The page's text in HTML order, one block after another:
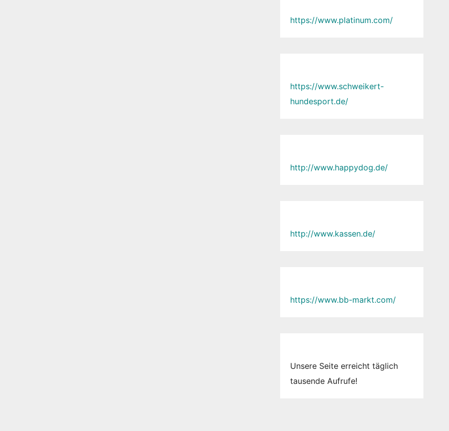
https://www.platinum.com/
https://www.schweikert-
hundesport.de/
http://www.happydog.de/
http://www.kassen.de/
https://www.bb-markt.com/
Unsere Seite erreicht täglich
tausende Aufrufe!